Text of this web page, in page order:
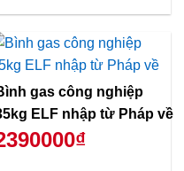
gas công nghiệp
ELF nhập từ Pháp về